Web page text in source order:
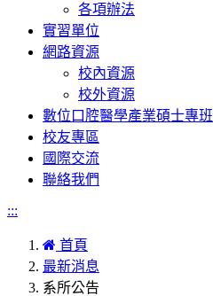
各項辦法
實習單位
網路資源
校內資源
校外資源
數位口腔醫學產業碩士專班
校友專區
國際交流
聯絡我們
:::
首頁
最新消息
系所公告